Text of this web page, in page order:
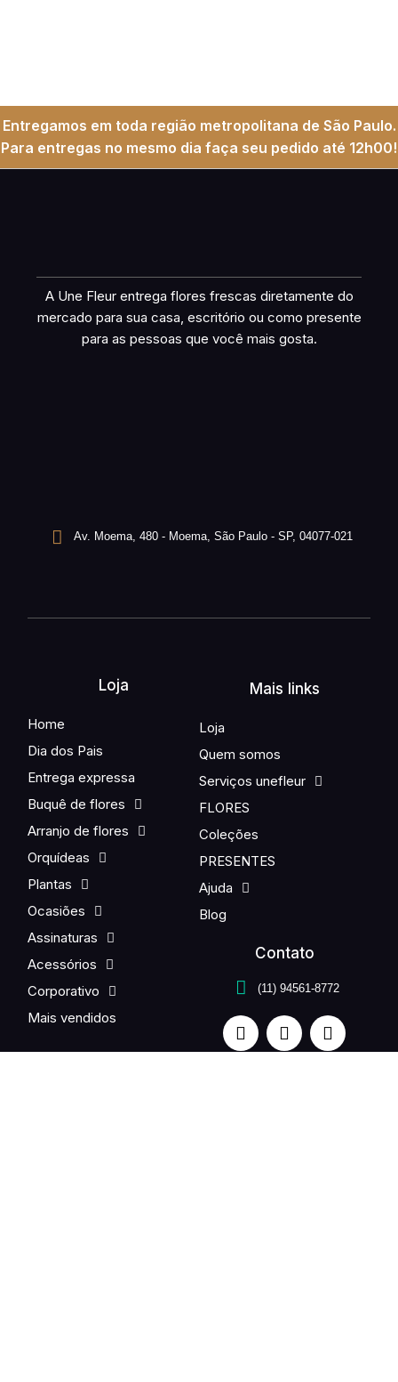
Entregamos em toda região metropolitana de São Paulo.
Para entregas no mesmo dia faça seu pedido até 12h00!
A Une Fleur entrega flores frescas diretamente do
mercado para sua casa, escritório ou como presente
para as pessoas que você mais gosta.
Av. Moema, 480 - Moema, São Paulo - SP, 04077-021
Loja
Home
Dia dos Pais
Entrega expressa
Buquê de flores
Arranjo de flores
Orquídeas
Plantas
Ocasiões
Assinaturas
Acessórios
Corporativo
Mais vendidos
Mais links
Loja
Quem somos
Serviços unefleur
FLORES
Coleções
PRESENTES
Ajuda
Blog
Contato
(11) 94561-8772